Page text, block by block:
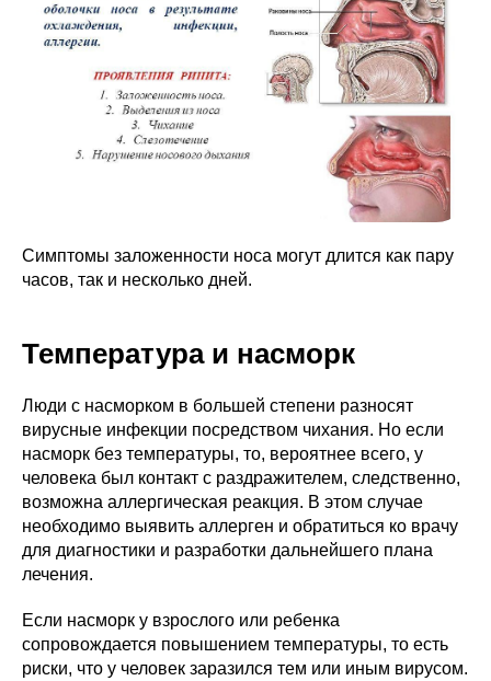
Симптомы заложенности носа могут длится как пару
часов, так и несколько дней.
Температура и насморк
Люди с насморком в большей степени разносят
вирусные инфекции посредством чихания. Но если
насморк без температуры, то, вероятнее всего, у
человека был контакт с раздражителем, следственно,
возможна аллергическая реакция. В этом случае
необходимо выявить аллерген и обратиться ко врачу
для диагностики и разработки дальнейшего плана
лечения.
Если насморк у взрослого или ребенка
сопровождается повышением температуры, то есть
риски, что у человек заразился тем или иным вирусом.